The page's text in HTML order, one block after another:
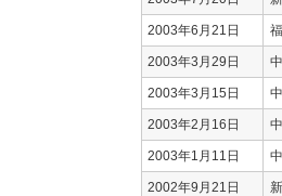
2003年6月21日
2003年3月29日
2003年3月15日
2003年2月16日
2003年1月11日
2002年9月21日